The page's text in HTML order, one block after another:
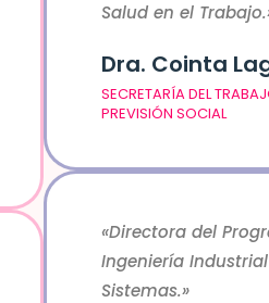
Salud en el
Dra. Cointa
SECRETARÍA DEL
PREVISIÓN SOCIAL
«Directora del
Ingeniería
Sistemas.»